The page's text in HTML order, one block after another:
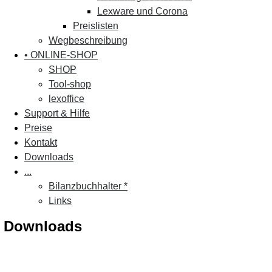
Lexware und Corona
Preislisten
Wegbeschreibung
• ONLINE-SHOP
SHOP
Tool-shop
lexoffice
Support & Hilfe
Preise
Kontakt
Downloads
...
Bilanzbuchhalter *
Links
Downloads